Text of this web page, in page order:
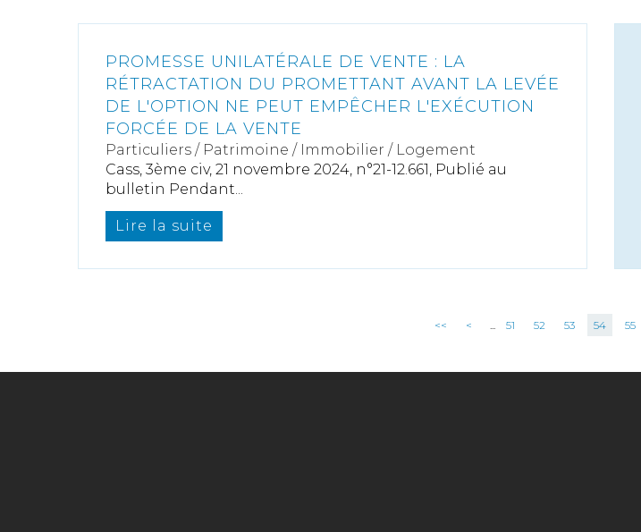
PROMESSE UNILATÉRALE DE VENTE : LA
RÉTRACTATION DU PROMETTANT AVANT LA LEVÉE
DE L'OPTION NE PEUT EMPÊCHER L'EXÉCUTION
FORCÉE DE LA VENTE
Particuliers / Patrimoine / Immobilier / Logement
Cass, 3ème civ, 21 novembre 2024, n°21-12.661, Publié au
bulletin Pendant...
Lire la suite
<< < ... 51 52 53 54 55